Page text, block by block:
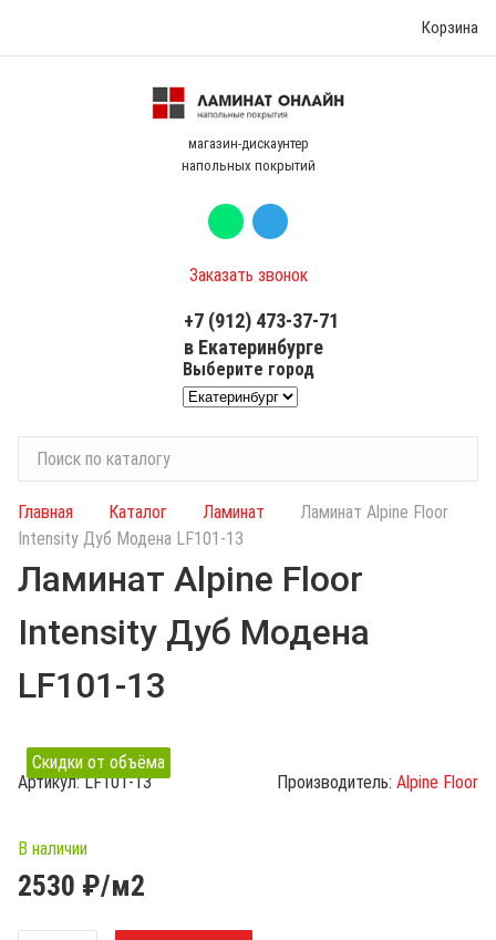
Корзина
магазин-дискаунтер
напольных покрытий
и
с
п
г
Заказать звонок
+7 (912) 473-37-71
в Екатеринбурге
Выберите город
Главная Каталог Ламинат
Ламинат Alpine Floor
Intensity Дуб Модена LF101-13
Ламинат Alpine Floor
Intensity Дуб Модена
LF101-13
Скидки от объёма
Артикул:LF101-13 Производитель: Alpine Floor
В наличии
2530 ₽/м2